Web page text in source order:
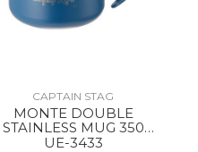
CAPTAIN STAG
MONTE DOUBLE
STAINLESS MUG 350
BLUE
UE-3433